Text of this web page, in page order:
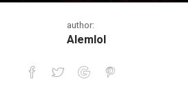
author:
Alemlol